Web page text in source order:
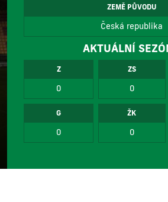
ZEMĚ PŮVODU
Česká republika
AKTUÁLNÍ
Z
0
ZS
0
G
0
ŽK
0